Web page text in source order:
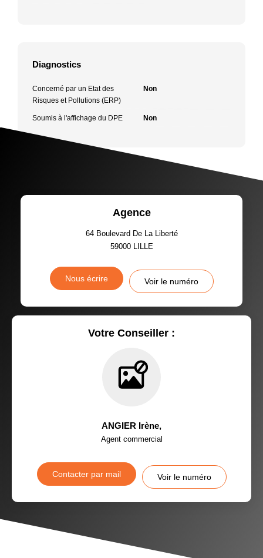
Diagnostics
Concerné par un Etat des
Risques et Pollutions (ERP)
Non
Soumis à l'affichage du DPE Non
Agence
64 Boulevard De La Liberté
59000 LILLE
Nous écrire Voir le numéro
Votre Conseiller :
ANGIER Irène,
Agent commercial
Contacter par mail Voir le numéro